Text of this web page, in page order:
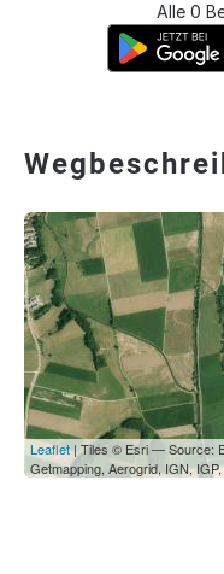
Alle 0
Leaflet| Tiles © Esri — Source:
Getmapping, Aerogrid, IGN,